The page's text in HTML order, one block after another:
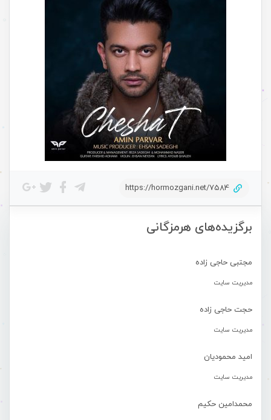
برگزیده‌های هرمزگانی
مجتبی حاجی زاده
مدیریت سایت
حجت حاجی زاده
مدیریت سایت
امید محمودیان
مدیریت سایت
محمدامین حکیم
https://hormozgani.net/7584